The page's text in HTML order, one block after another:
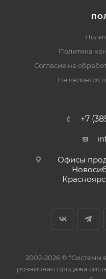
Политика
Согласие на
Не является
+7
Офисы
2002-2026 © "Системы
розничная продажа